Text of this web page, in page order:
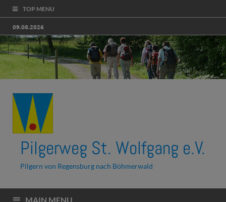
TOP MENU
09.08.2026
Pilgerweg St. Wolfgang e.V.
Pilgern von Regensburg nach Böhmerwald
MAIN MENU